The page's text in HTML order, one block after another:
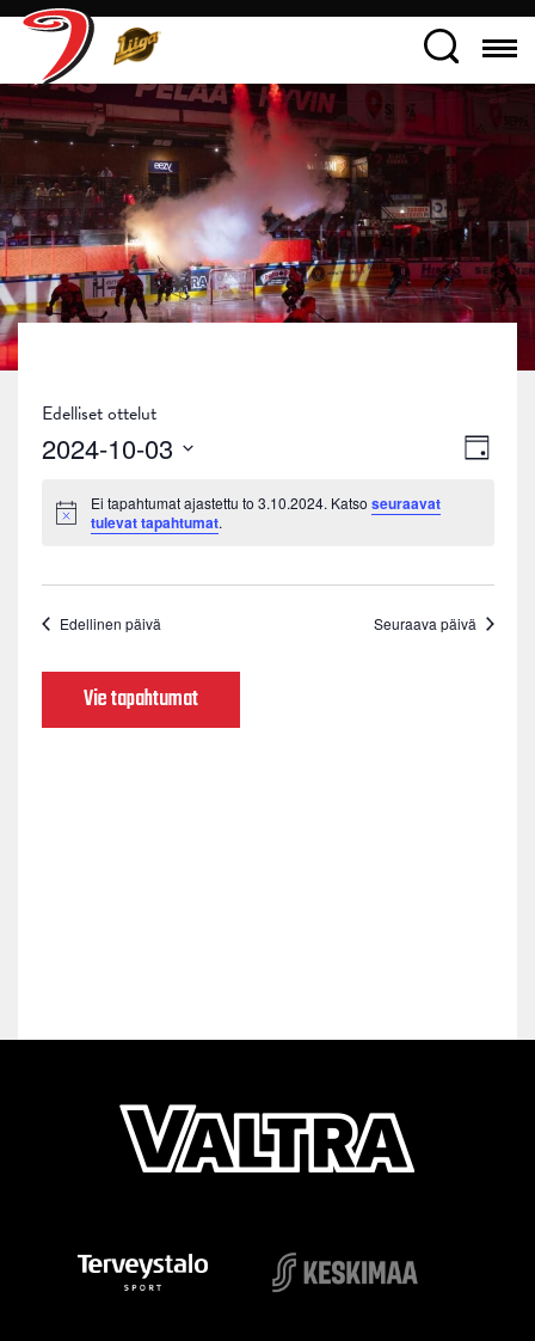
Edelliset ottelut
Päivä
2024-10-03
päivä.
Notice
Ei tapahtumat ajastettu to 3.10.2024. Katsoseuraavat
tulevat tapahtumat.
Edellinen päivä Seuraava päivä
Vie tapahtumat